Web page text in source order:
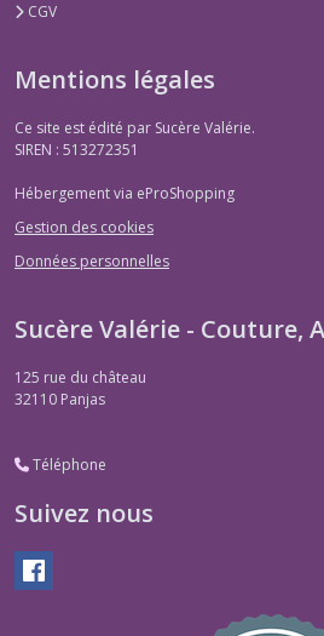
CGV
Mentions légales
Ce site est édité par Sucère Valérie.
SIREN : 513272351
Hébergement via eProShopping
Gestion des cookies
Données personnelles
Sucère Valérie - Couture,
125 rue du château
32110 Panjas
Téléphone
Suivez nous